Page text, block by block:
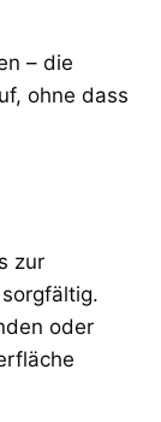
– die
ohne dass
zur
oder